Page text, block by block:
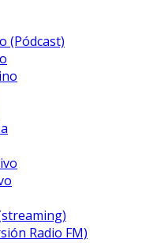
(Pódcast)
Radio FM)